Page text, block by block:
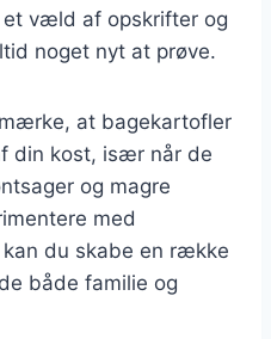
et væld af opskrifter og
noget nyt at prøve.
at bagekartofler
din kost, især når de
og magre
med
du skabe en række
både familie og